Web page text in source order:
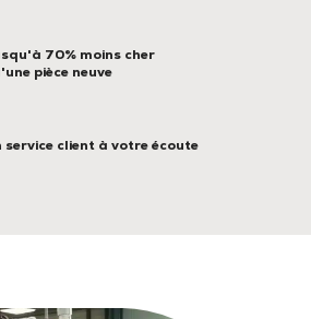
70% moins cher
pièce neuve
service client à votre écoute